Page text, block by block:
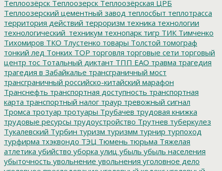
Теплоозёрск Теплоозерск Теплоозёрская ЦРБ
Теплоозерский цементный завод теплосбыт теплотрасса
территория действий терроризм техника технологии
технологический_техникум технопарк тигр ТИК Тимченко
Тихомиров ТКО Тлустенко товары Толстой томограф
тонкий лед Тонких ТОР торговля торговые сети торговый
центр тос Тотальный диктант ТПП ЕАО травма трагедия
трагедия в Забайкалье трансграничный мост
трансграничный российско-китайский марафон
Транснефть транспортная доступность транспортная
карта транспортный налог траур тревожный сигнал
Тромса тротуар тротуары Трубачев трудовая книжка
трудовые ресурсы трудоустройство Трутнев туберкулез
Тукалевский Турбин туризм туризмм турнир турпоход
турфирма тхэквондо ТЭЦ Тюмень тюрьма Тяжелая
атлетика убийство уборка улиц убыль убыль населения
убыточность увольнение увольнения уголовное дело